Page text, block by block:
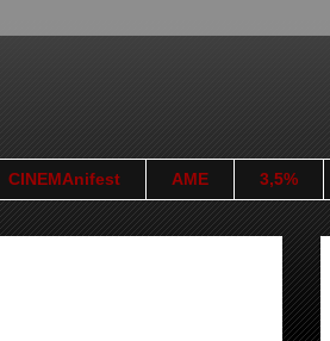
CINEMAnifest AME 3,5%